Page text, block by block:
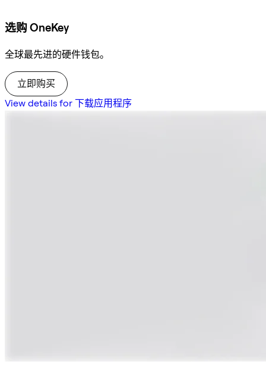
选购 OneKey
全球最先进的硬件钱包。
立即购买
View details for 下载应用程序